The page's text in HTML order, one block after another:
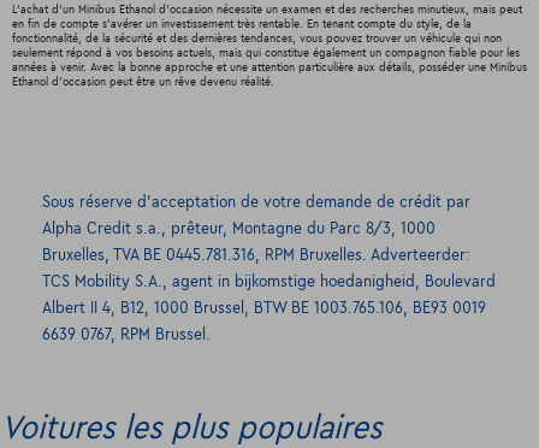
L'achat d'un Minibus Ethanol d'occasion nécessite un examen et des recherches minutieux, mais peut
en fin de compte s'avérer un investissement très rentable. En tenant compte du style, de la
fonctionnalité, de la sécurité et des dernières tendances, vous pouvez trouver un véhicule qui non
seulement répond à vos besoins actuels, mais qui constitue également un compagnon fiable pour les
années à venir. Avec la bonne approche et une attention particulière aux détails, posséder une Minibus
Ethanol d'occasion peut être un rêve devenu réalité.
Sous réserve d’acceptation de votre demande de crédit par
Alpha Credit s.a., prêteur, Montagne du Parc 8/3, 1000
Bruxelles, TVA BE 0445.781.316, RPM Bruxelles. Adverteerder:
TCS Mobility S.A., agent in bijkomstige hoedanigheid, Boulevard
Albert II 4, B12, 1000 Brussel, BTW BE 1003.765.106, BE93 0019
6639 0767, RPM Brussel.
Voitures les plus populaires